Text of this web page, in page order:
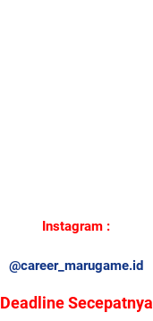
Instagram :
@career_marugame.id
Deadline Secepatnya